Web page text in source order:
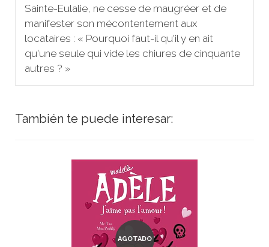
Sainte-Eulalie, ne cesse de maugréer et de
manifester son mécontentement aux
locataires : « Pourquoi faut-il qu'il y en ait
qu'une seule qui vide les chiures de cinquante
autres ? »
También te puede interesar:
AGOTADO